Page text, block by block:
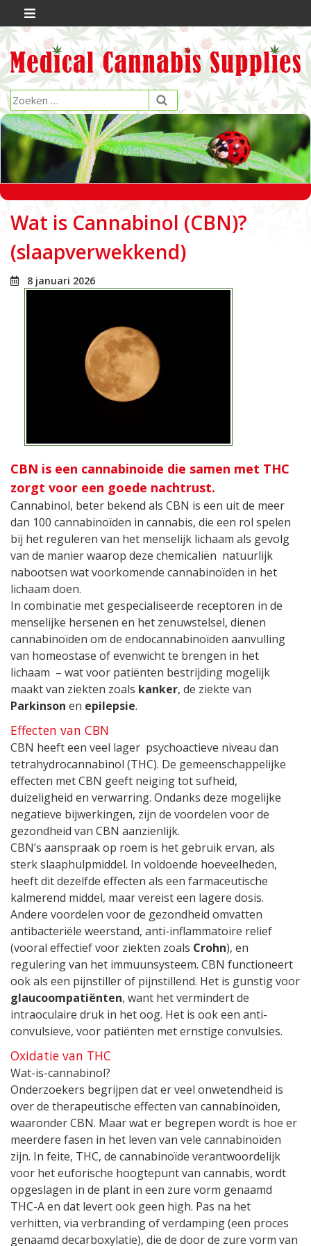
Wat is Cannabinol (CBN)?
(slaapverwekkend)
8 januari 2026
CBN is een cannabinoide die samen met THC
zorgt voor een goede nachtrust.
Cannabinol, beter bekend als CBN is een uit de meer
dan 100 cannabinoïden in cannabis, die een rol spelen
bij het reguleren van het menselijk lichaam als gevolg
van de manier waarop deze chemicaliën natuurlijk
nabootsen wat voorkomende cannabinoïden in het
lichaam doen.
In combinatie met gespecialiseerde receptoren in de
menselijke hersenen en het zenuwstelsel, dienen
cannabinoïden om de endocannabinoïden aanvulling
van homeostase of evenwicht te brengen in het
lichaam – wat voor patiënten bestrijding mogelijk
maakt van ziekten zoals kanker, de ziekte van
Parkinson en epilepsie.
Effecten van CBN
CBN heeft een veel lager psychoactieve niveau dan
tetrahydrocannabinol (THC). De gemeenschappelijke
effecten met CBN geeft neiging tot sufheid,
duizeligheid en verwarring. Ondanks deze mogelijke
negatieve bijwerkingen, zijn de voordelen voor de
gezondheid van CBN aanzienlijk.
CBN’s aanspraak op roem is het gebruik ervan, als
sterk slaaphulpmiddel. In voldoende hoeveelheden,
heeft dit dezelfde effecten als een farmaceutische
kalmerend middel, maar vereist een lagere dosis.
Andere voordelen voor de gezondheid omvatten
antibacteriële weerstand, anti-inflammatoire relief
(vooral effectief voor ziekten zoals Crohn), en
regulering van het immuunsysteem. CBN functioneert
ook als een pijnstiller of pijnstillend. Het is gunstig voor
glaucoompatiënten, want het vermindert de
intraoculaire druk in het oog. Het is ook een anti-
convulsieve, voor patiënten met ernstige convulsies.
Oxidatie van THC
Wat-is-cannabinol?
Onderzoekers begrijpen dat er veel onwetendheid is
over de therapeutische effecten van cannabinoïden,
waaronder CBN. Maar wat er begrepen wordt is hoe er
meerdere fasen in het leven van vele cannabinoïden
zijn. In feite, THC, de cannabinoïde verantwoordelijk
voor het euforische hoogtepunt van cannabis, wordt
opgeslagen in de plant in een zure vorm genaamd
THC-A en dat levert ook geen high. Pas na het
verhitten, via verbranding of verdamping (een proces
genaamd decarboxylatie), die de door de zure vorm van